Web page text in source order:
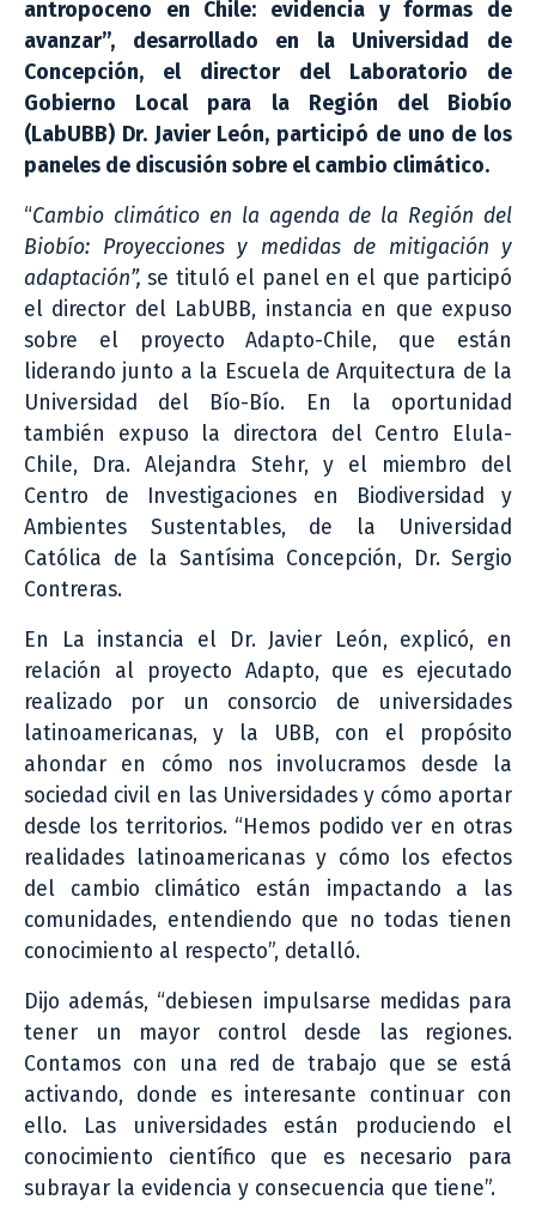
antropoceno en Chile: evidencia y formas de
avanzar”, desarrollado en la Universidad de
Concepción, el director del Laboratorio de
Gobierno Local para la Región del Biobío
(LabUBB) Dr. Javier León, participó de uno de los
paneles de discusión sobre el cambio climático.
“Cambio climático en la agenda de la Región del
Biobío: Proyecciones y medidas de mitigación y
adaptación”, se tituló el panel en el que participó
el director del LabUBB, instancia en que expuso
sobre el proyecto Adapto-Chile, que están
liderando junto a la Escuela de Arquitectura de la
Universidad del Bío-Bío. En la oportunidad
también expuso la directora del Centro Elula-
Chile, Dra. Alejandra Stehr, y el miembro del
Centro de Investigaciones en Biodiversidad y
Ambientes Sustentables, de la Universidad
Católica de la Santísima Concepción, Dr. Sergio
Contreras.
En La instancia el Dr. Javier León, explicó, en
relación al proyecto Adapto, que es ejecutado
realizado por un consorcio de universidades
latinoamericanas, y la UBB, con el propósito
ahondar en cómo nos involucramos desde la
sociedad civil en las Universidades y cómo aportar
desde los territorios. “Hemos podido ver en otras
realidades latinoamericanas y cómo los efectos
del cambio climático están impactando a las
comunidades, entendiendo que no todas tienen
conocimiento al respecto”, detalló.
Dijo además, “debiesen impulsarse medidas para
tener un mayor control desde las regiones.
Contamos con una red de trabajo que se está
activando, donde es interesante continuar con
ello. Las universidades están produciendo el
conocimiento científico que es necesario para
subrayar la evidencia y consecuencia que tiene”.